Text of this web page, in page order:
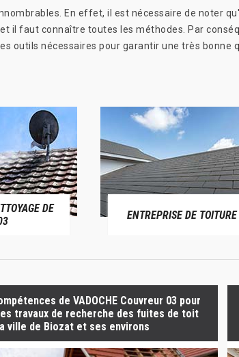
En effet, il est nécessaire de noter
il faut connaître toutes les méthodes. Par
outils nécessaires pour garantir une très bonne
DE
ENTREPRISE DE
de VADOCHE Couvreur 03 pour
travaux de recherche des fuites de toit
ville de Biozat et ses environs